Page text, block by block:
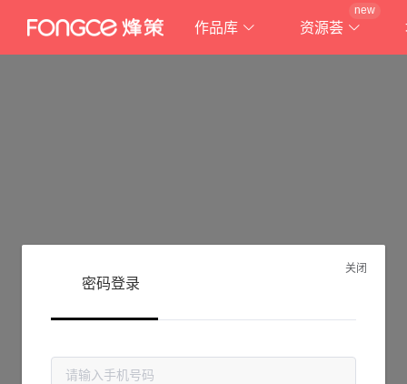
作品库 资源荟
new
抱歉!
关闭
密码登录